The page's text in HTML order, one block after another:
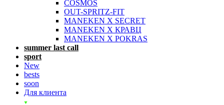
COSMOS
OUT-SPRITZ-FIT
MANEKEN X SECRET
MANEKEN X КРАВЦ
MANEKEN X POKRAS
summer last call
sport
New
bests
soon
Для клиента